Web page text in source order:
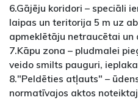
6.Gājēju koridori – speciāli
laipas un teritorija 5 m uz
apmeklētāju netraucētai un
7.Kāpu zona – pludmalei
veido smilts pauguri,
8."Peldēties atļauts" –
normatīvajos aktos